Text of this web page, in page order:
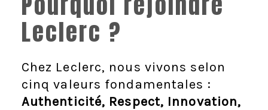
Leclerc ?
Chez Leclerc, nous vivons selon
cinq valeurs fondamentales :
Authenticité, Respect, Innovation,